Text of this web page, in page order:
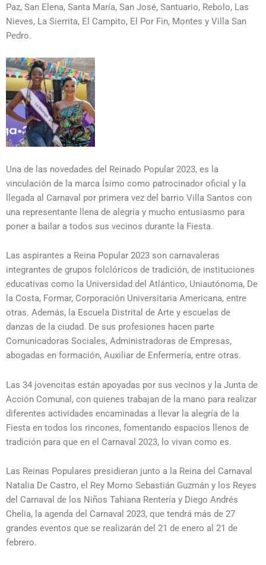
Paz, San Elena, Santa María, San José, Santuario, Rebolo, Las
Nieves, La Sierrita, El Campito, El Por Fin, Montes y Villa San
Pedro.
Una de las novedades del Reinado Popular 2023, es la
vinculación de la marca Ísimo como patrocinador oficial y la
llegada al Carnaval por primera vez del barrio Villa Santos con
una representante llena de alegría y mucho entusiasmo para
poner a bailar a todos sus vecinos durante la Fiesta.
Las aspirantes a Reina Popular 2023 son carnavaleras
integrantes de grupos folclóricos de tradición, de instituciones
educativas como la Universidad del Atlántico, Uniautónoma, De
la Costa, Formar, Corporación Universitaria Americana, entre
otras. Además, la Escuela Distrital de Arte y escuelas de
danzas de la ciudad. De sus profesiones hacen parte
Comunicadoras Sociales, Administradoras de Empresas,
abogadas en formación, Auxiliar de Enfermería, entre otras.
Las 34 jovencitas están apoyadas por sus vecinos y la Junta de
Acción Comunal, con quienes trabajan de la mano para realizar
diferentes actividades encaminadas a llevar la alegría de la
Fiesta en todos los rincones, fomentando espacios llenos de
tradición para que en el Carnaval 2023, lo vivan como es.
Las Reinas Populares presidieran junto a la Reina del Carnaval
Natalia De Castro, el Rey Momo Sebastián Guzmán y los Reyes
del Carnaval de los Niños Tahiana Rentería y Diego Andrés
Chelia, la agenda del Carnaval 2023, que tendrá más de 27
grandes eventos que se realizarán del 21 de enero al 21 de
febrero.